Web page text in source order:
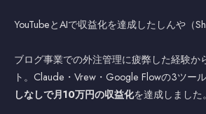
YouTubeとAIで収益化を達成したしんや（
ブログ事業での外注管理に疲弊した経験か
ト。Claude・Vrew・Google Flowの3ツー
しなしで月10万円の収益化を達成しました。